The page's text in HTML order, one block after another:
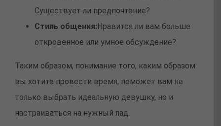
Существует ли предпочтение?
Стиль общения:Нравится ли вам больше
откровенное или умное обсуждение?
Таким образом, понимание того, каким образом
вы хотите провести время, поможет вам не
только выбрать идеальную девушку, но и
настраиваться на нужный лад.